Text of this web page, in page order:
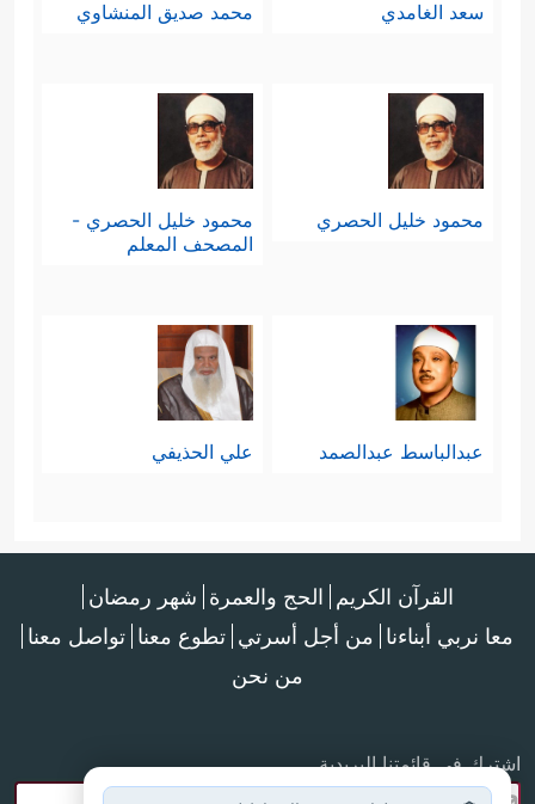
سعد الغامدي محمد صديق المنشاوي
محمود خليل الحصري
محمود خليل الحصري -
المصحف المعلم
عبدالباسط عبدالصمد علي الحذيفي
القرآن الكريم الحج والعمرة شهر رمضان
معا نربي أبناءنا من أجل أسرتي تطوع معنا تواصل معنا
من نحن
اشترك في قائمتنا البريدية